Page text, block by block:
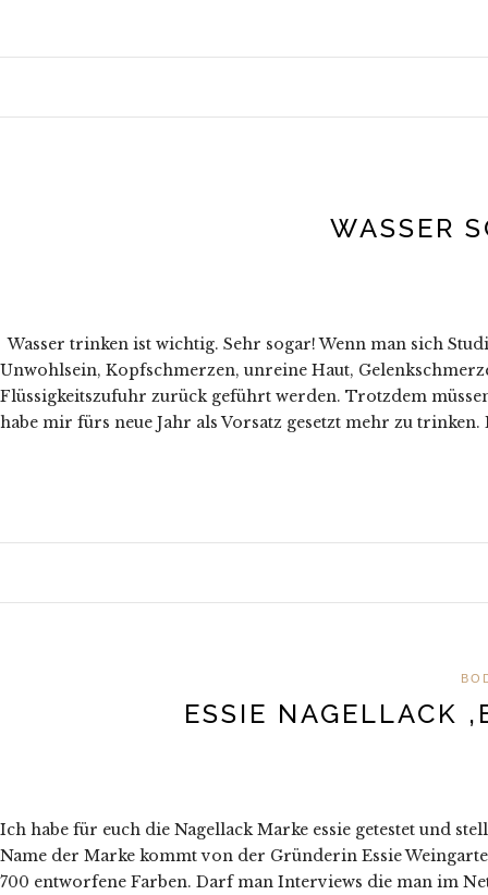
WASSER
Wasser trinken ist wichtig. Sehr sogar! Wenn man sich
Unwohlsein, Kopfschmerzen, unreine Haut,
Flüssigkeitszufuhr zurück geführt werden. Trotzdem
habe mir fürs neue Jahr als Vorsatz gesetzt mehr zu
ESSIE NAGELLACK
Ich habe für euch die Nagellack Marke essie getestet und
Name der Marke kommt von der Gründerin Essie
700 entworfene Farben. Darf man Interviews die man im